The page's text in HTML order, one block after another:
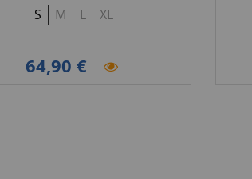
S M L XL
64,90 €